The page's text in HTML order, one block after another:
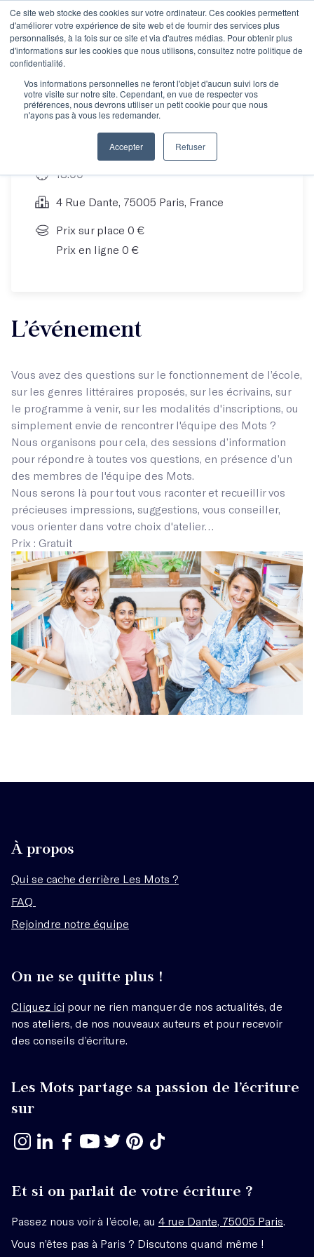
Ce site web stocke des cookies sur votre ordinateur. Ces cookies permettent
d'améliorer votre expérience de site web et de fournir des services plus
personnalisés, à la fois sur ce site et via d'autres médias. Pour obtenir plus
d'informations sur les cookies que nous utilisons, consultez notre politique de
confidentialité.
Vos informations personnelles ne feront l'objet d'aucun suivi lors de
votre visite sur notre site. Cependant, en vue de respecter vos
préférences, nous devrons utiliser un petit cookie pour que nous
n'ayons pas à vous les redemander.
Accepter Refuser
Découvrez Les Mots !
18:00
4 Rue Dante, 75005 Paris, France
Prix sur place 0 €
Prix en ligne 0 €
L’événement
Vous avez des questions sur le fonctionnement de l’école,
sur les genres littéraires proposés, sur les écrivains, sur
le programme à venir, sur les modalités d'inscriptions, ou
simplement envie de rencontrer l'équipe des Mots ?
Nous organisons pour cela, des sessions d’information
pour répondre à toutes vos questions, en présence d’un
des membres de l'équipe des Mots.
Nous serons là pour tout vous raconter et recueillir vos
précieuses impressions, suggestions, vous conseiller,
vous orienter dans votre choix d'atelier…
Prix : Gratuit
À propos
Qui se cache derrière Les Mots ?
FAQ
Rejoindre notre équipe
On ne se quitte plus !
Cliquez ici pour ne rien manquer de nos actualités, de
nos ateliers, de nos nouveaux auteurs et pour recevoir
des conseils d’écriture.
Les Mots partage sa passion de l’écriture
sur
Et si on parlait de votre écriture ?
Passez nous voir à l’école, au 4 rue Dante, 75005 Paris
Vous n’êtes pas à Paris ? Discutons quand même !